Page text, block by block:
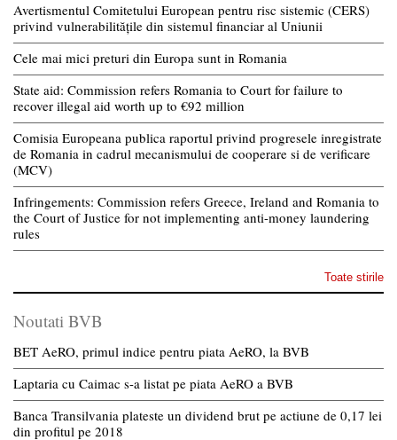
Avertismentul Comitetului European pentru risc sistemic (CERS)
privind vulnerabilitățile din sistemul financiar al Uniunii
Cele mai mici preturi din Europa sunt in Romania
State aid: Commission refers Romania to Court for failure to
recover illegal aid worth up to €92 million
Comisia Europeana publica raportul privind progresele inregistrate
de Romania in cadrul mecanismului de cooperare si de verificare
(MCV)
Infringements: Commission refers Greece, Ireland and Romania to
the Court of Justice for not implementing anti-money laundering
rules
Toate stirile
Noutati BVB
BET AeRO, primul indice pentru piata AeRO, la BVB
Laptaria cu Caimac s-a listat pe piata AeRO a BVB
Banca Transilvania plateste un dividend brut pe actiune de 0,17 lei
din profitul pe 2018